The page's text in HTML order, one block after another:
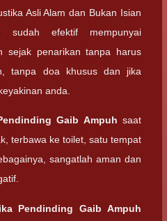
Asli Alam dan Bukan Isian
sudah efektif mempunyai
sejak penarikan tanpa harus
tanpa doa khusus dan jika
anda.
Gaib Ampuh saat
terbawa ke toilet, satu tempat
sangatlah aman dan
Pendinding Gaib Ampuh